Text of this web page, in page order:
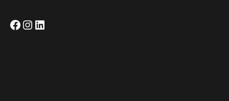
Facebook
Instagram
LinkedIn